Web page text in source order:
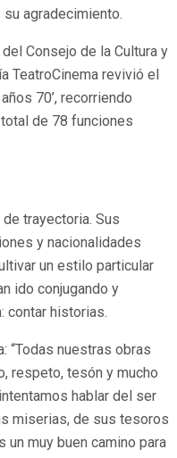
agradecimiento.
Consejo de la Cultura y
TeatroCinema revivió el
70’, recorriendo
de 78 funciones
trayectoria. Sus
y nacionalidades
un estilo particular
ido conjugando y
contar historias.
“Todas nuestras obras
respeto, tesón y mucho
hablar del ser
miserias, de sus tesoros
muy buen camino para